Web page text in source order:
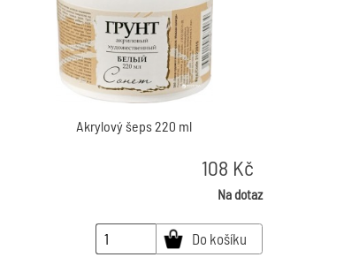
Akrylový šeps 220 ml
108 Kč
Na dotaz
Do košíku